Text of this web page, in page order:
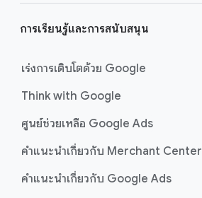
การเรียนรู้และการสนับสนุน
เร่งการเติบโตด้วย Google
Think with Google
ศูนย์ช่วยเหลือ Google Ads
คำแนะนำเกี่ยวกับ Merchant Center
คำแนะนำเกี่ยวกับ Google Ads